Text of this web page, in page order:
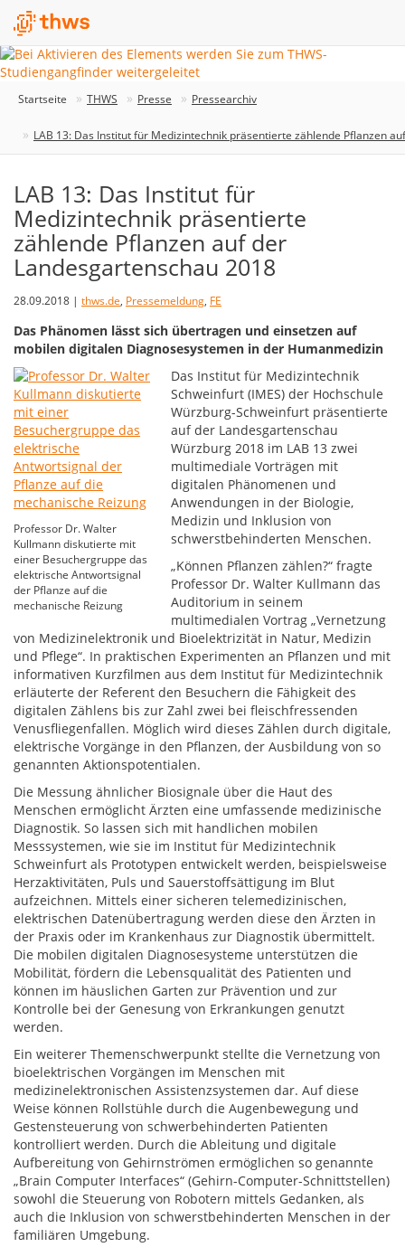
Startseite THWS Presse Pressearchiv
LAB 13: Das Institut für Medizintechnik präsentierte zählende Pflanzen
LAB 13: Das Institut für
Medizintechnik präsentierte
zählende Pflanzen auf der
Landesgartenschau 2018
28.09.2018 | thws.de, Pressemeldung, FE
Das Phänomen lässt sich übertragen und einsetzen auf
mobilen digitalen Diagnosesystemen in der Humanmedizin
Professor Dr. Walter
Kullmann diskutierte mit
einer Besuchergruppe das
elektrische Antwortsignal
der Pflanze auf die
mechanische Reizung
Das Institut für Medizintechnik
Schweinfurt (IMES) der Hochschule
Würzburg-Schweinfurt präsentierte
auf der Landesgartenschau
Würzburg 2018 im LAB 13 zwei
multimediale Vorträgen mit
digitalen Phänomenen und
Anwendungen in der Biologie,
Medizin und Inklusion von
schwerstbehinderten Menschen.
„Können Pflanzen zählen?“ fragte
Professor Dr. Walter Kullmann das
Auditorium in seinem
multimedialen Vortrag „Vernetzung
von Medizinelektronik und Bioelektrizität in Natur, Medizin
und Pflege“. In praktischen Experimenten an Pflanzen und mit
informativen Kurzfilmen aus dem Institut für Medizintechnik
erläuterte der Referent den Besuchern die Fähigkeit des
digitalen Zählens bis zur Zahl zwei bei fleischfressenden
Venusfliegenfallen. Möglich wird dieses Zählen durch digitale,
elektrische Vorgänge in den Pflanzen, der Ausbildung von so
genannten Aktionspotentialen.
Die Messung ähnlicher Biosignale über die Haut des
Menschen ermöglicht Ärzten eine umfassende medizinische
Diagnostik. So lassen sich mit handlichen mobilen
Messsystemen, wie sie im Institut für Medizintechnik
Schweinfurt als Prototypen entwickelt werden, beispielsweise
Herzaktivitäten, Puls und Sauerstoffsättigung im Blut
aufzeichnen. Mittels einer sicheren telemedizinischen,
elektrischen Datenübertragung werden diese den Ärzten in
der Praxis oder im Krankenhaus zur Diagnostik übermittelt.
Die mobilen digitalen Diagnosesysteme unterstützen die
Mobilität, fördern die Lebensqualität des Patienten und
können im häuslichen Garten zur Prävention und zur
Kontrolle bei der Genesung von Erkrankungen genutzt
werden.
Ein weiterer Themenschwerpunkt stellte die Vernetzung von
bioelektrischen Vorgängen im Menschen mit
medizinelektronischen Assistenzsystemen dar. Auf diese
Weise können Rollstühle durch die Augenbewegung und
Gestensteuerung von schwerbehinderten Patienten
kontrolliert werden. Durch die Ableitung und digitale
Aufbereitung von Gehirnströmen ermöglichen so genannte
„Brain Computer Interfaces“ (Gehirn-Computer-Schnittstellen)
sowohl die Steuerung von Robotern mittels Gedanken, als
auch die Inklusion von schwerstbehinderten Menschen in der
familiären Umgebung.